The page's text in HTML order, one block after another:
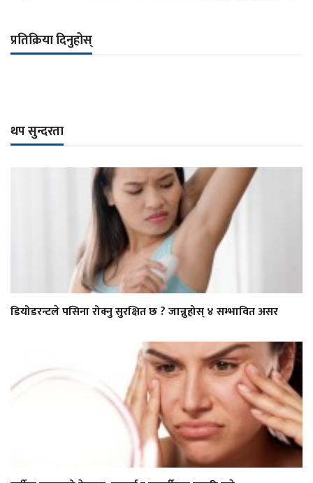
प्रतिक्रिया दिनुहोस्
थप सुन्दरता
डियोडरन्टले पसिना रोक्नु सुरक्षित छ ? जान्नुहोस् ४ सम्भावित असर